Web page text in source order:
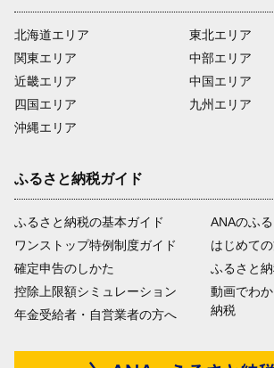
北海道エリア
関東エリア
近畿エリア
四国エリア
沖縄エリア
東北エリア
中部エリア
中国エリア
九州エリア
ふるさと納税ガイド
ふるさと納税の基本ガイド
ワンストップ特例制度ガイド
確定申告のしかた
控除上限額シミュレーション
年金受給者・自営業者の方へ
ANAのふ
はじめて
ふるさと
動画でわ
納税